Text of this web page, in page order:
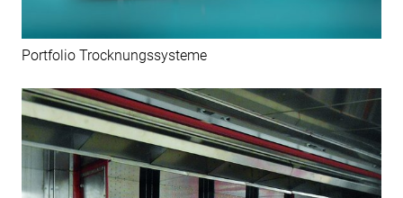
Portfolio Trocknungssysteme